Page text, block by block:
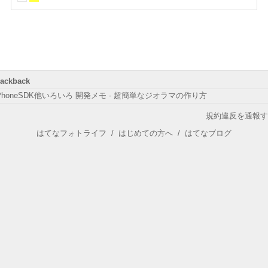
他いろいろ 開発メモ - 超簡単なジオラマの作り方
規約違反を通報
はてなフォトライフ / はじめての方へ / はてなブログ